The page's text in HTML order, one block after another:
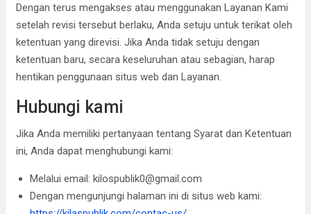
Dengan terus mengakses atau menggunakan Layanan Kami
setelah revisi tersebut berlaku, Anda setuju untuk terikat oleh
ketentuan yang direvisi. Jika Anda tidak setuju dengan
ketentuan baru, secara keseluruhan atau sebagian, harap
hentikan penggunaan situs web dan Layanan.
Hubungi kami
Jika Anda memiliki pertanyaan tentang Syarat dan Ketentuan
ini, Anda dapat menghubungi kami:
Melalui email: kilospublik0@gmail.com
Dengan mengunjungi halaman ini di situs web kami: